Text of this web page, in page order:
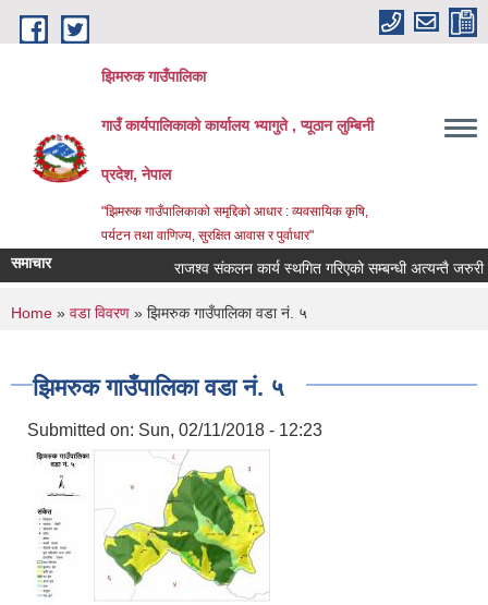
Skip to main content
झिमरुक गाउँपालिका
गाउँ कार्यपालिकाको कार्यालय भ्यागुते , प्यूठान लुम्बिनी
प्रदेश, नेपाल
"झिमरुक गाउँपालिकाको समृद्दिको आधार : व्यवसायिक कृषि,
पर्यटन तथा वाणिज्य, सुरक्षित आवास र पुर्वाधार"
समाचार राजश्व संकलन कार्य स्थगित गरिएको सम्बन्धी अत्यन्तै जरुरी
You are here
Home » वडा विवरण » झिमरुक गाउँपालिका वडा नं. ५
झिमरुक गाउँपालिका वडा नं. ५
Submitted on: Sun, 02/11/2018 - 12:23